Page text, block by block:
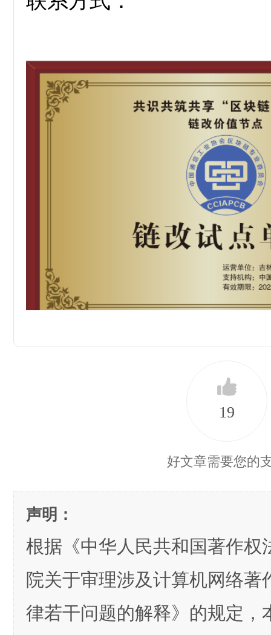
19
好文章需要您的
声明：
根据《中华人民共和国著作权
院关于审理涉及计算机网络著
律若干问题的解释》的规定，